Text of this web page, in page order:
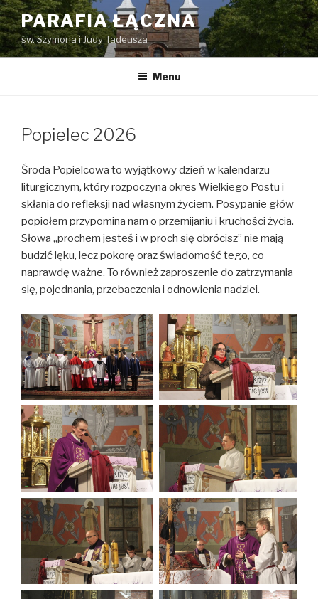
Przejdź
do
treści
PARAFIA ŁĄCZNA
św. Szymona i Judy Tadeusza
Menu
Popielec 2026
Środa Popielcowa to wyjątkowy dzień w kalendarzu
liturgicznym, który rozpoczyna okres Wielkiego Postu i
skłania do refleksji nad własnym życiem. Posypanie głów
popiołem przypomina nam o przemijaniu i kruchości życia.
Słowa „prochem jesteś i w proch się obrócisz” nie mają
budzić lęku, lecz pokorę oraz świadomość tego, co
naprawdę ważne. To również zaproszenie do zatrzymania
się, pojednania, przebaczenia i odnowienia nadziei.